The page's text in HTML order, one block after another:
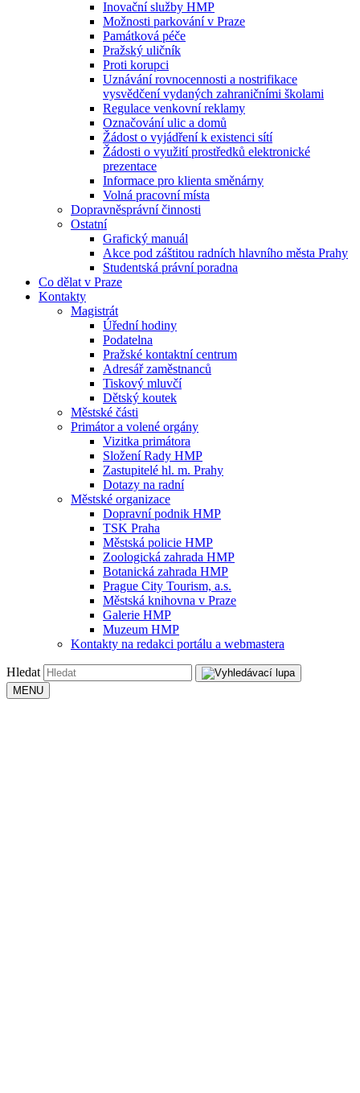
Inovační služby HMP
Možnosti parkování v Praze
Památková péče
Pražský uličník
Proti korupci
Uznávání rovnocennosti a nostrifikace
vysvědčení vydaných zahraničními školami
Regulace venkovní reklamy
Označování ulic a domů
Žádost o vyjádření k existenci sítí
Žádosti o využití prostředků elektronické
prezentace
Informace pro klienta směnárny
Volná pracovní místa
Dopravněsprávní činnosti
Ostatní
Grafický manuál
Akce pod záštitou radních hlavního města Prahy
Studentská právní poradna
Co dělat v Praze
Kontakty
Magistrát
Úřední hodiny
Podatelna
Pražské kontaktní centrum
Adresář zaměstnanců
Tiskový mluvčí
Dětský koutek
Městské části
Primátor a volené orgány
Vizitka primátora
Složení Rady HMP
Zastupitelé hl. m. Prahy
Dotazy na radní
Městské organizace
Dopravní podnik HMP
TSK Praha
Městská policie HMP
Zoologická zahrada HMP
Botanická zahrada HMP
Prague City Tourism, a.s.
Městská knihovna v Praze
Galerie HMP
Muzeum HMP
Kontakty na redakci portálu a webmastera
Hledat
MENU